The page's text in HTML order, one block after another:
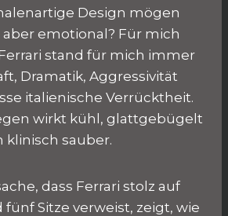
Design mögen
emotional? Für mich
stand für mich immer
Dramatik, Aggressivität
italienische Verrücktheit.
wirkt kühl, glattgebügelt
klinisch sauber.
dass Ferrari stolz auf
Sitze verweist, zeigt, wie